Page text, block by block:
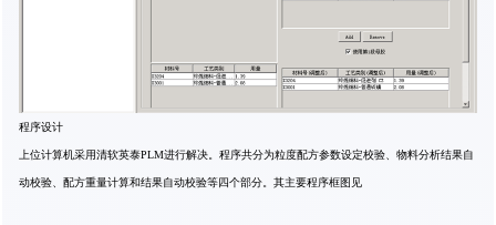
程序设计
上位计算机采用清软英泰PLM进行解决。程序共分为粒度配方参数设定校验、物料分析结果自
动校验、配方重量计算和结果自动校验等四个部分。其主要程序框图见